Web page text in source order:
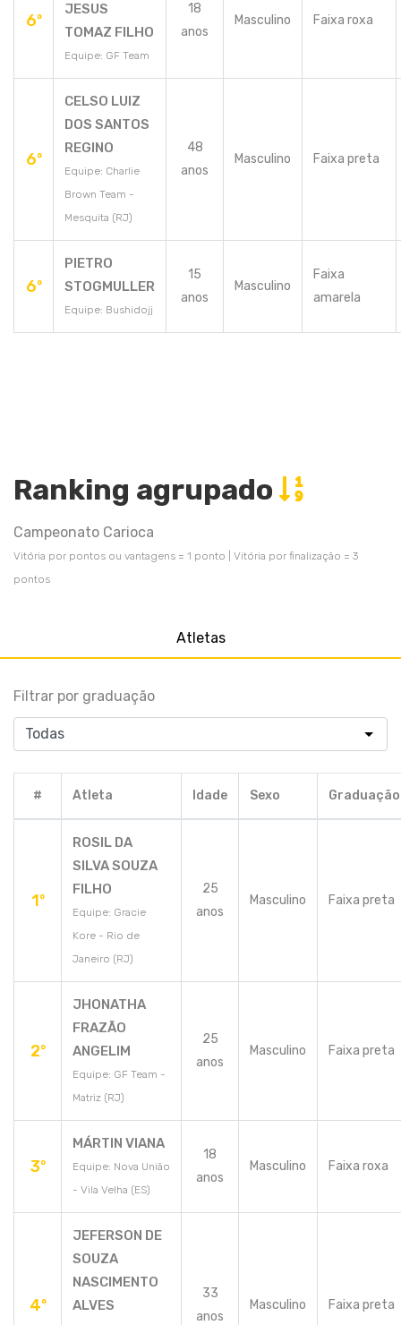
6º
JESUS
TOMAZ FILHO
Equipe: GF Team
18
anos
Masculino Faixa roxa
6º
CELSO LUIZ
DOS SANTOS
REGINO
Equipe: Charlie
Brown Team -
Mesquita (RJ)
48
anos
Masculino Faixa preta
6º
PIETRO
STOGMULLER
Equipe: Bushidojj
15
anos
Masculino
Faixa
amarela
Ranking agrupado
Campeonato Carioca
Vitória por pontos ou vantagens = 1 ponto | Vitória por finalização = 3
pontos
Atletas
Filtrar por graduação
# Atleta Idade Sexo Graduação
1º
ROSIL DA
SILVA SOUZA
FILHO
Equipe: Gracie
Kore - Rio de
Janeiro (RJ)
25
anos
Masculino Faixa preta
2º
JHONATHA
FRAZÃO
ANGELIM
Equipe: GF Team -
Matriz (RJ)
25
anos
Masculino Faixa preta
3º
MÁRTIN VIANA
Equipe: Nova União
- Vila Velha (ES)
18
anos
Masculino Faixa roxa
4º
JEFERSON DE
SOUZA
NASCIMENTO
ALVES
33
anos
Masculino Faixa preta